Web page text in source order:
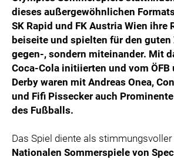
dieses außergewöhnlichen
SK Rapid und FK Austria Wien ihre
beiseite und spielten für den
gegen-, sondern miteinander. Mit
Coca-Cola initiierten und vom
Derby waren mit Andreas Onea,
und Fifi Pissecker auch
des Fußballs.
Das Spiel diente als
Nationalen Sommerspiele von